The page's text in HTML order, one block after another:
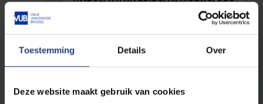
Toestemming Details Over
Deze website maakt gebruik van cookies
De volledige URL van de pagina waar je de fout zag.